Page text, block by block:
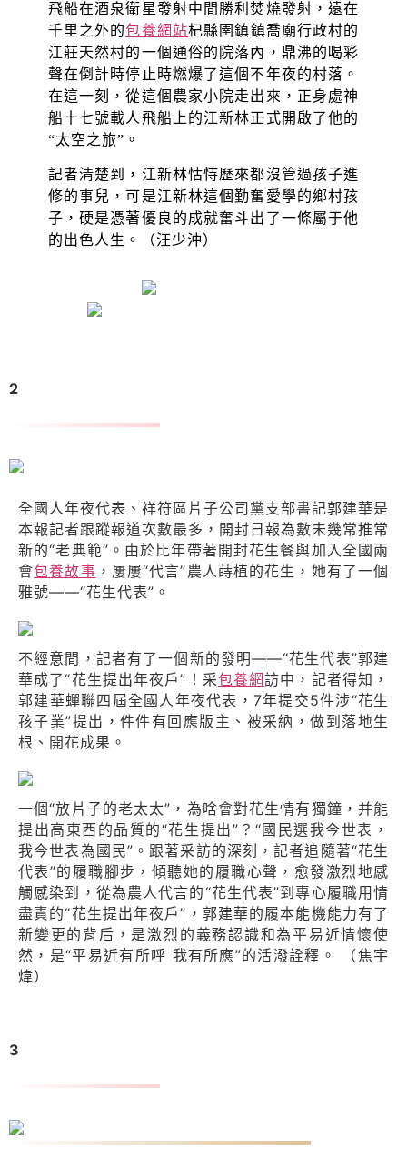
飛船在酒泉衛星發射中間勝利焚燒發射，遠在
千里之外的包養網站杞縣圉鎮鎮喬廟行政村的
江莊天然村的一個通俗的院落內，鼎沸的喝彩
聲在倒計時停止時燃爆了這個不年夜的村落。
在這一刻，從這個農家小院走出來，正身處神
船十七號載人飛船上的江新林正式開啟了他的
“太空之旅”。
記者清楚到，江新林怙恃歷來都沒管過孩子進
修的事兒，可是江新林這個勤奮愛學的鄉村孩
子，硬是憑著優良的成就奮斗出了一條屬于他
的出色人生。（汪少沖）
2
全國人年夜代表、祥符區片子公司黨支部書記郭建華是
本報記者跟蹤報道次數最多，開封日報為數未幾常推常
新的“老典範”。由於比年帶著開封花生餐與加入全國兩
會包養故事 ，屢屢“代言”農人蒔植的花生，她有了一個
雅號——“花生代表”。
不經意間，記者有了一個新的發明——“花生代表”郭建
華成了“花生提出年夜戶”！采包養網訪中，記者得知，
郭建華蟬聯四屆全國人年夜代表，7年提交5件涉“花生
孩子業”提出，件件有回應版主、被采納，做到落地生
根、開花成果。
一個“放片子的老太太”，為啥會對花生情有獨鐘，并能
提出高東西的品質的“花生提出”？“國民選我今世表，
我今世表為國民”。跟著采訪的深刻，記者追隨著“花生
代表”的履職腳步，傾聽她的履職心聲，愈發激烈地感
觸感染到，從為農人代言的“花生代表”到專心履職用情
盡責的“花生提出年夜戶”，郭建華的履本能機能力有了
新變更的背后，是激烈的義務認識和為平易近情懷使
然，是“平易近有所呼 我有所應”的活潑詮釋。 （焦宇
煒）
3